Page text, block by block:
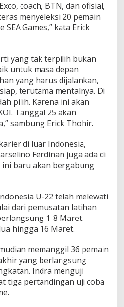
coach, BTN, dan ofisial,
menyeleksi 20 pemain
Games,” kata Erick
yang tak terpilih bukan
untuk masa depan
yang harus dijalankan,
terutama mentalnya. Di
pilih. Karena ini akan
Tanggal 25 akan
sambung Erick Thohir.
di luar Indonesia,
Ferdinan juga ada di
ini baru akan bergabung
U-22 telah melewati
dari pemusatan latihan
1-8 Maret.
hingga 16 Maret.
memanggil 36 pemain
yang berlangsung
Indra menguji
tiga pertandingan uji coba